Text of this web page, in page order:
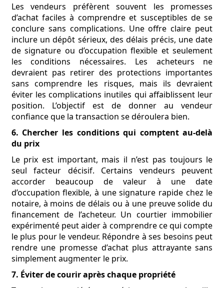
Les vendeurs préfèrent souvent les promesses
d’achat faciles à comprendre et susceptibles de se
conclure sans complications. Une offre claire peut
inclure un dépôt sérieux, des délais précis, une date
de signature ou d’occupation flexible et seulement
les conditions nécessaires. Les acheteurs ne
devraient pas retirer des protections importantes
sans comprendre les risques, mais ils devraient
éviter les complications inutiles qui affaiblissent leur
position. L’objectif est de donner au vendeur
confiance que la transaction se déroulera bien.
6. Chercher les conditions qui comptent au-delà
du prix
Le prix est important, mais il n’est pas toujours le
seul facteur décisif. Certains vendeurs peuvent
accorder beaucoup de valeur à une date
d’occupation flexible, à une signature rapide chez le
notaire, à moins de délais ou à une preuve solide du
financement de l’acheteur. Un courtier immobilier
expérimenté peut aider à comprendre ce qui compte
le plus pour le vendeur. Répondre à ses besoins peut
rendre une promesse d’achat plus attrayante sans
simplement augmenter le prix.
7. Éviter de courir après chaque propriété